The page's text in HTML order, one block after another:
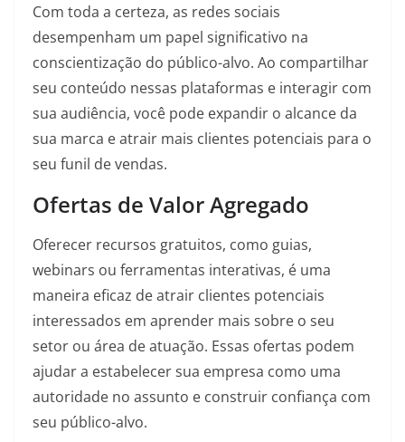
Com toda a certeza, as redes sociais
desempenham um papel significativo na
conscientização do público-alvo. Ao compartilhar
seu conteúdo nessas plataformas e interagir com
sua audiência, você pode expandir o alcance da
sua marca e atrair mais clientes potenciais para o
seu funil de vendas.
Ofertas de Valor Agregado
Oferecer recursos gratuitos, como guias,
webinars ou ferramentas interativas, é uma
maneira eficaz de atrair clientes potenciais
interessados ​​em aprender mais sobre o seu
setor ou área de atuação. Essas ofertas podem
ajudar a estabelecer sua empresa como uma
autoridade no assunto e construir confiança com
seu público-alvo.